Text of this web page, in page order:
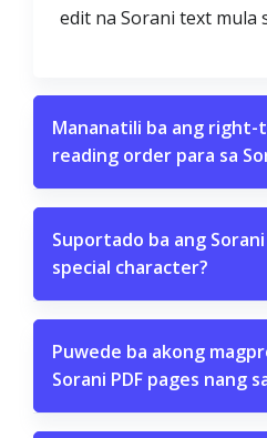
edit na Sorani text mula
Mananatili ba ang right-
reading order para sa
Suportado ba ang
special character?
Puwede ba akong
Sorani PDF pages nang